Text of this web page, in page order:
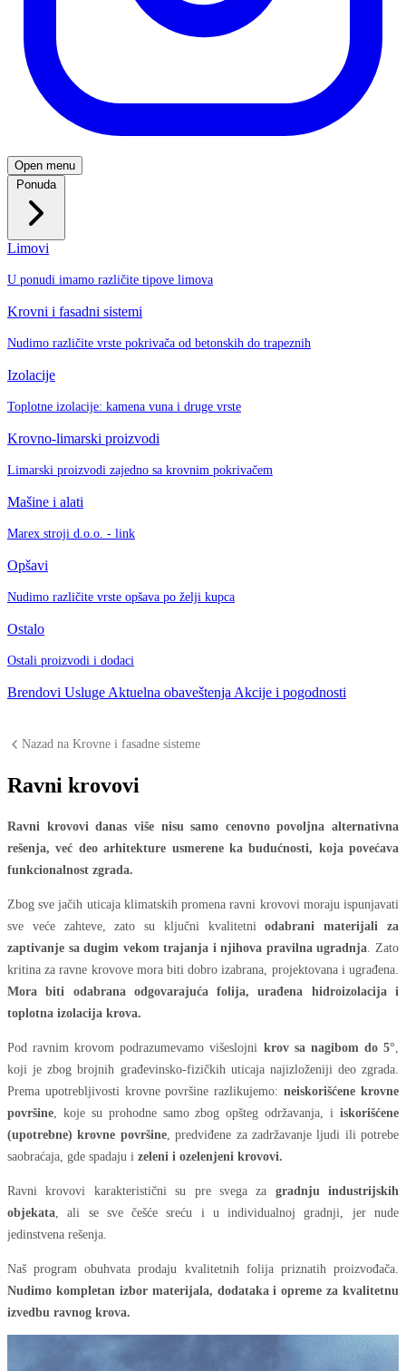
Open menu
Limovi
U ponudi imamo različite tipove limova
Krovni i fasadni sistemi
Nudimo različite vrste pokrivača od betonskih do trapeznih
Izolacije
Toplotne izolacije: kamena vuna i druge vrste
Krovno-limarski proizvodi
Limarski proizvodi zajedno sa krovnim pokrivačem
Mašine i alati
Marex stroji d.o.o. - link
Opšavi
Nudimo različite vrste opšava po želji kupca
Ostalo
Ostali proizvodi i dodaci
Brendovi Usluge Aktuelna obaveštenja Akcije i pogodnosti
Nazad na Krovne i fasadne sisteme
Ravni krovovi
Ravni krovovi danas više nisu samo cenovno povoljna alternativna
rešenja, već deo arhitekture usmerene ka budućnosti, koja povećava
funkcionalnost zgrada.
Zbog sve jačih uticaja klimatskih promena ravni krovovi moraju ispunjavati
sve veće zahteve, zato su ključni kvalitetniodabrani materijali za
zaptivanje sa dugim vekom trajanja i njihova pravilna ugradnja . Zato
kritina za ravne krovove mora biti dobro izabrana, projektovana i ugrađena.
Mora biti odabrana odgovarajuća folija, urađena hidroizolacija i
toplotna izolacija krova.
Pod ravnim krovom podrazumevamo višeslojni krov sa nagibom do 5°
koji je zbog brojnih građevinsko-fizičkih uticaja najizloženiji deo zgrada.
Prema upotrebljivosti krovne površine razlikujemo:neiskorišćene krovne
površine , koje su prohodne samo zbog opšteg održavanja, i iskorišćene
(upotrebne) krovne površine, predviđene za zadržavanje ljudi ili potrebe
saobraćaja, gde spadaju i zeleni i ozelenjeni krovovi.
Ravni krovovi karakteristični su pre svega za gradnju industrijskih
objekata , ali se sve češće sreću i u individualnoj gradnji, jer nude
jedinstvena rešenja.
Naš program obuhvata prodaju kvalitetnih folija priznatih proizvođača.
Nudimo kompletan izbor materijala, dodataka i opreme za kvalitetnu
izvedbu ravnog krova.